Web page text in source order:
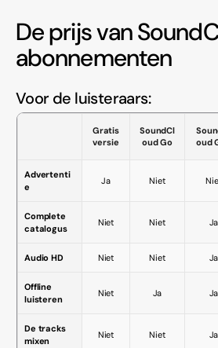
De prijs van
abonnementen
Voor de luisteraars:
Gratis
versie
SoundCl
oud Go
oud
Advertenti
e
Ja Niet
Complete
catalogus
Niet Niet Ja
Audio HD Niet Niet Ja
Offline
luisteren
Niet Ja Ja
De tracks
mixen
Niet Niet Ja